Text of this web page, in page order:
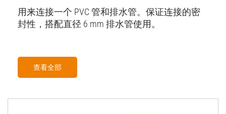
用来连接一个 PVC 管和排水管。保证连接的密
封性，搭配直径 6 mm 排水管使用。
查看全部